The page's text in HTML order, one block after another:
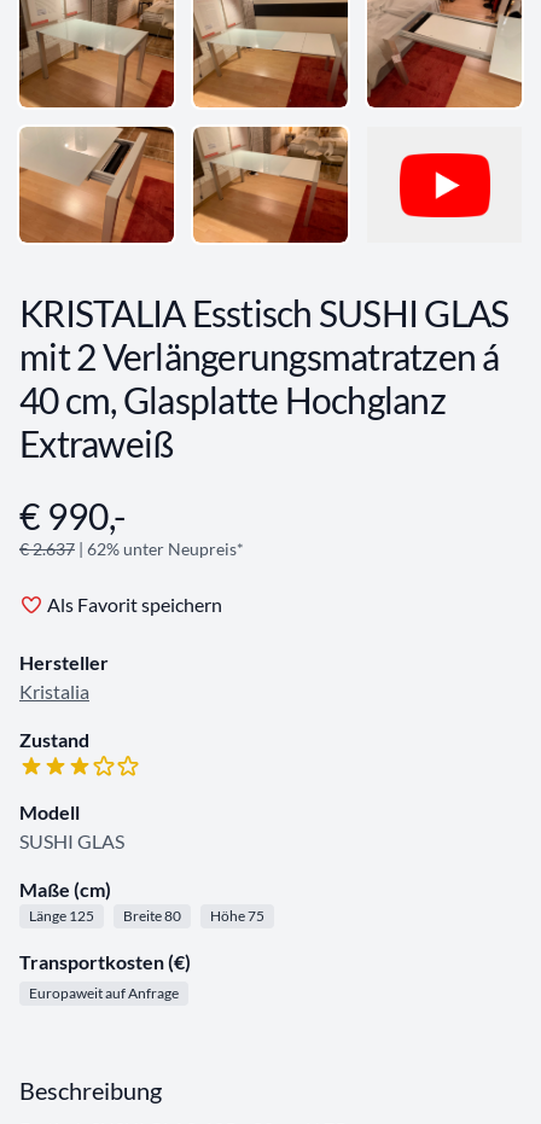
KRISTALIA Esstisch SUSHI GLAS
mit 2 Verlängerungsmatratzen á
40 cm, Glasplatte Hochglanz
Extraweiß
Angebotsinformationen
€ 990,-
€ 2.637 | 62% unter Neupreis*
Als Favorit speichern
Hersteller
Kristalia
Zustand
Modell
SUSHI GLAS
Maße (cm)
Länge 125 Breite 80 Höhe 75
Transportkosten (€)
Europaweit auf Anfrage
Beschreibung